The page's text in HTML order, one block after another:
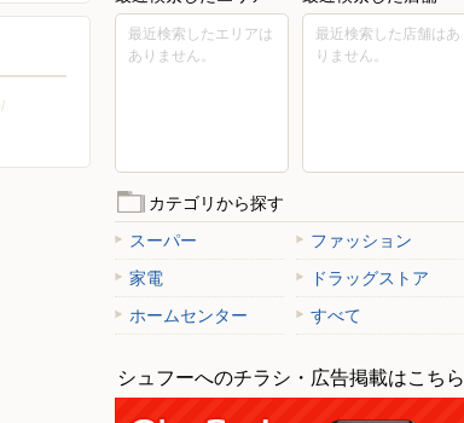
最近検索したエリアは
ありません。
最近検索した店舗はあ
りません。
カテゴリから探す
スーパー
ファッション
家電
ドラッグストア
ホームセンター
すべて
シュフーへのチラシ・広告掲載はこちら